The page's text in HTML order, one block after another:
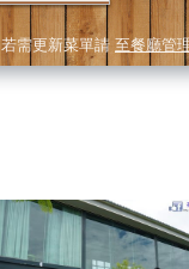
若需更新菜單請 至餐廳管